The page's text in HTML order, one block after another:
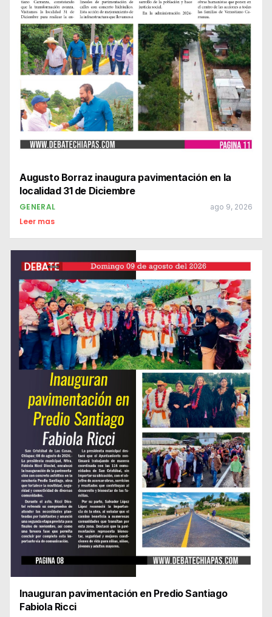
Augusto Borraz inaugura pavimentación en la
localidad 31 de Diciembre
GENERAL ago 9, 2026
Leer mas
Inauguran pavimentación en Predio Santiago
Fabiola Ricci